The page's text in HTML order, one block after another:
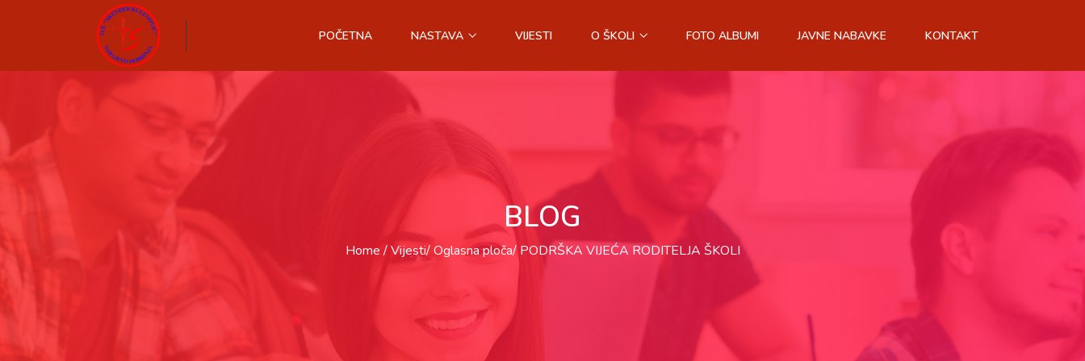
POČETNA NASTAVA VIJESTI O ŠKOLI FOTO ALBUMI JAVNE NABAVKE KONTAKT
BLOG
Home Vijesti Oglasna ploča PODRŠKA VIJEĆA RODITELJA ŠKOLI